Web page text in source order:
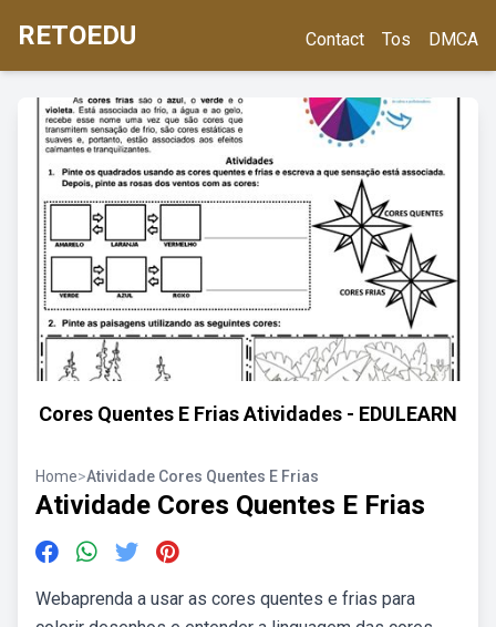
RETOEDU Contact Tos DMCA
Cores Quentes E Frias Atividades - EDULEARN
Home>Atividade Cores Quentes E Frias
Atividade Cores Quentes E Frias
Webaprenda a usar as cores quentes e frias para